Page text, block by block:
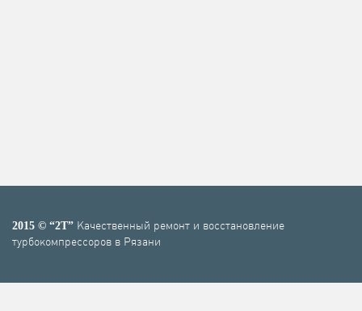
2015 © “2T” Качественный ремонт и восстановление
турбокомпрессоров в Рязани